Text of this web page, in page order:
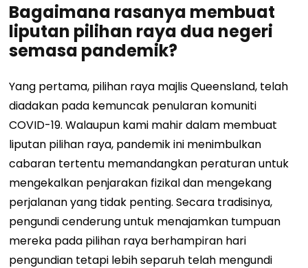
Bagaimana rasanya membuat
liputan pilihan raya dua negeri
semasa pandemik?
Yang pertama, pilihan raya majlis Queensland, telah
diadakan pada kemuncak penularan komuniti
COVID-19. Walaupun kami mahir dalam membuat
liputan pilihan raya, pandemik ini menimbulkan
cabaran tertentu memandangkan peraturan untuk
mengekalkan penjarakan fizikal dan mengekang
perjalanan yang tidak penting. Secara tradisinya,
pengundi cenderung untuk menajamkan tumpuan
mereka pada pilihan raya berhampiran hari
pengundian tetapi lebih separuh telah mengundi